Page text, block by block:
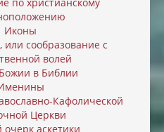
Иконы
cообразование с
волей
в Библии
Кафолической
Церкви
очерк аскетики